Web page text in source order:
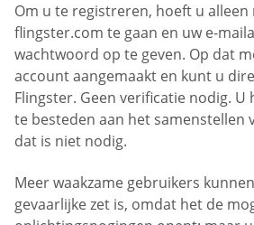
Om u te registreren, hoeft u alleen
flingster.com te gaan en uw e-
wachtwoord op te geven. Op dat
account aangemaakt en kunt u
Flingster. Geen verificatie nodig.
te besteden aan het samenstellen
dat is niet nodig.
Meer waakzame gebruikers
gevaarlijke zet is, omdat het de